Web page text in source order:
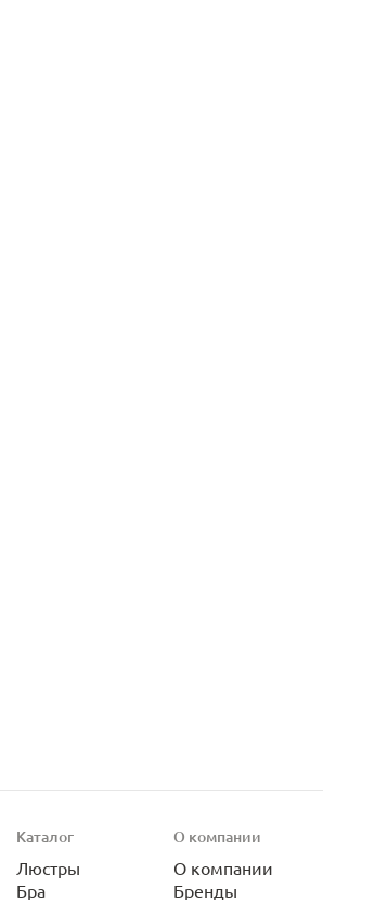
Каталог
Люстры
Бра
О компании
О компании
Бренды